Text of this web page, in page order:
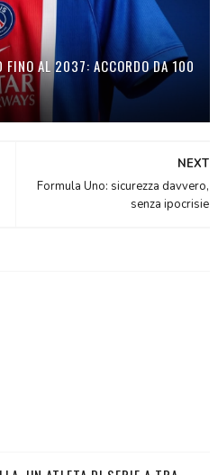
FINO AL 2037: ACCORDO DA 100
NEXT
Formula Uno: sicurezza davvero,
senza ipocrisie